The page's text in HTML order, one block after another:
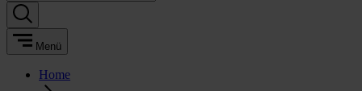
Menü
Home